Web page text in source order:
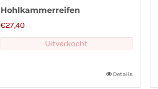
Hohlkammerreifen
€27,40
Uitverkocht
Details